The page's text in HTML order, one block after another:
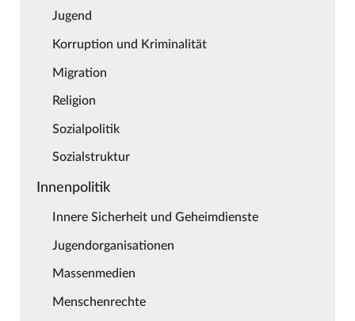
Jugend
Korruption und Kriminalität
Migration
Religion
Sozialpolitik
Sozialstruktur
Innenpolitik
Innere Sicherheit und Geheimdienste
Jugendorganisationen
Massenmedien
Menschenrechte